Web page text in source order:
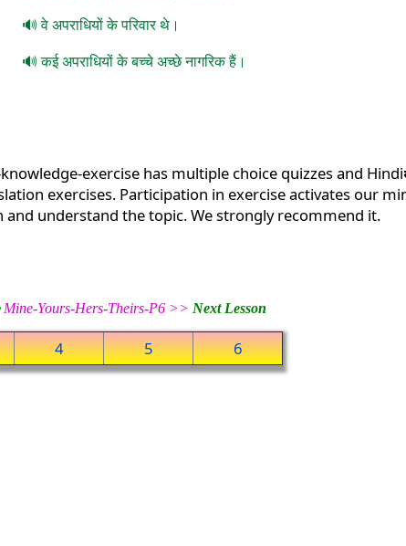
वे अपराधियों के परिवार थे।
कई अपराधियों के बच्चे अच्छे नागरिक हैं।
exercise has multiple choice quizzes and
exercises. Participation in exercise activates our
and understand the topic. We strongly recommend it.
Mine-Yours-Hers-Theirs-P6 >> Next Lesson
4 5 6